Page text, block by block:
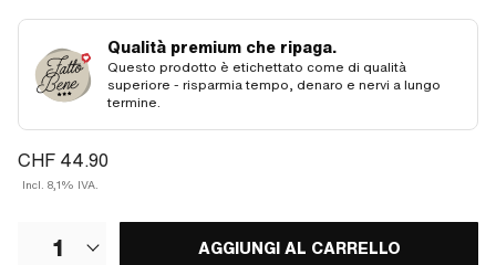
Qualità premium che ripaga.
Questo prodotto è etichettato come di qualità
superiore - risparmia tempo, denaro e nervi a lungo
termine.
CHF 44.90
Incl. 8,1% IVA.
1 AGGIUNGI AL CARRELLO